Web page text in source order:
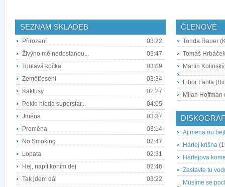
SEZNAM SKLADEB
Přirození
03:22
Živýho mě nedostanou...
03:47
Toulavá kočka
03:09
Zemětřesení
03:34
Kaktusy
02:27
Peklo hledá superstar...
04:05
Jména
03:37
Proměna
03:14
No Smoking
02:47
Lopata
02:31
Hej, napít koním dej
02:46
Tak jdem dál
03:22
ČLENOVÉ
Tonda Rauer
Tomáš
Martin
Libor Fanta
Milan Hoffman
Aj mena ou
Hárlej krišna
Hárlejova
Zastavte tu
Musíme se